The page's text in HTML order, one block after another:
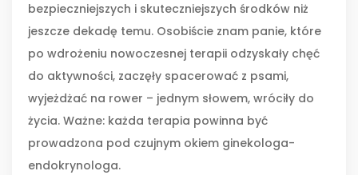
bezpieczniejszych i skuteczniejszych środków niż
jeszcze dekadę temu. Osobiście znam panie, które
po wdrożeniu nowoczesnej terapii odzyskały chęć
do aktywności, zaczęły spacerować z psami,
wyjeżdżać na rower – jednym słowem, wróciły do
życia. Ważne: każda terapia powinna być
prowadzona pod czujnym okiem ginekologa-
endokrynologa.